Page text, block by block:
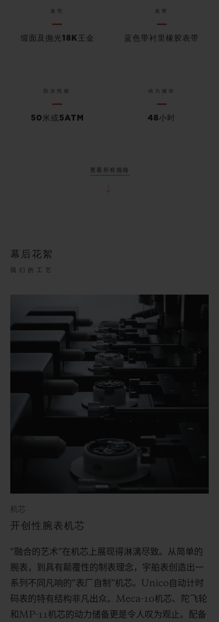
表壳
缎面及抛光18K王金
表带
蓝色带衬里橡胶表带
防水性能
50米或5ATM
动力储存
48小时
查看所有规格
幕后花絮
我们的工艺
机芯
开创性腕表机芯
“融合的艺术”在机芯上展现得淋漓尽致。从简单的
腕表，到具有颠覆性的制表理念，宇舶表创造出一
系列不同凡响的“表厂自制”机芯。 Unico 自动计时
码表的特有结构非凡出众。 Meca-10机芯、陀飞轮
和 MP-11机芯的动力储备更是令人叹为观止。配备